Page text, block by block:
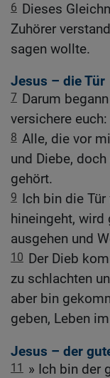
6 Dieses
Zuhörer
sagen wollte.
Jesus – die Tür
7 Darum
versichere
8 Alle, die vor
und Diebe,
gehört.
9 Ich bin die
hineingeht, wird
ausgehen und
10 Der Dieb
zu schlachten
aber bin
geben, Leben
Jesus – der
11 » Ich bin der